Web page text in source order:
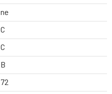
ne
C
C
B
72